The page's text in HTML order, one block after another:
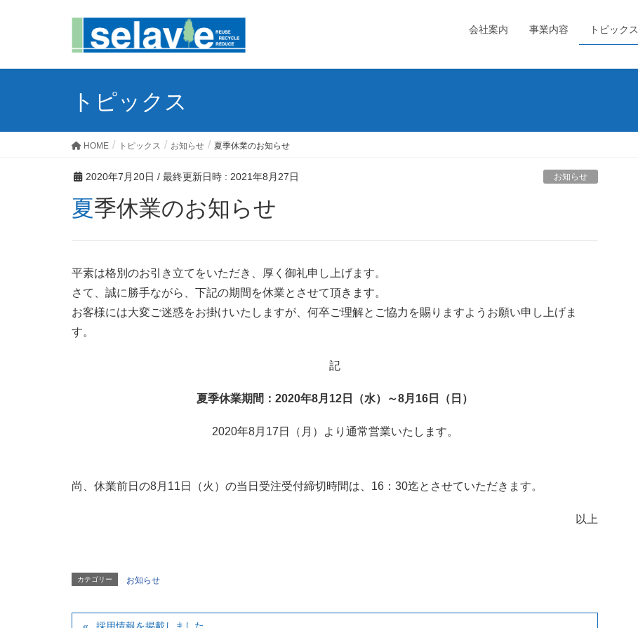
会社案内 事業内容 トピックス
トピックス
HOME トピックス お知らせ 夏季休業のお知らせ
2020年7月20日 / 最終更新日時 : 2021年8月27日 お知らせ
夏季休業のお知らせ
平素は格別のお引き立てをいただき、厚く御礼申し上げます。
さて、誠に勝手ながら、下記の期間を休業とさせて頂きます。
お客様には大変ご迷惑をお掛けいたしますが、何卒ご理解とご協力を賜りますようお願い申し上げま
す。
記
夏季休業期間：2020年8月12日（水）～8月16日（日）
2020年8月17日（月）より通常営業いたします。
尚、休業前日の8月11日（火）の当日受注受付締切時間は、16：30迄とさせていただきます。
以上
カテゴリー お知らせ
採用情報を掲載しました